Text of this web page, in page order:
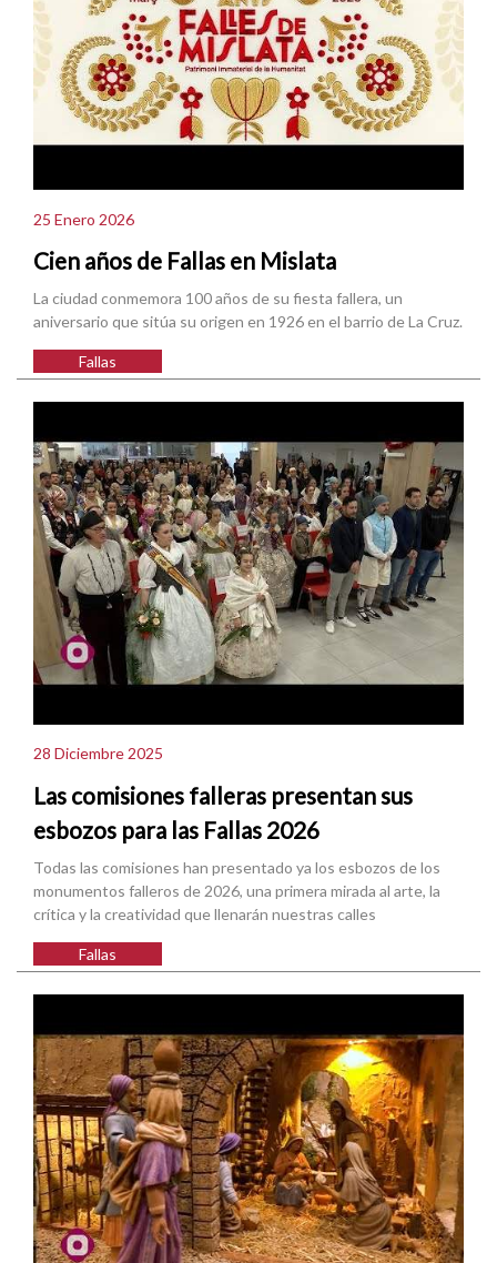
25 Enero 2026
Cien años de Fallas en Mislata
La ciudad conmemora 100 años de su fiesta fallera, un
aniversario que sitúa su origen en 1926 en el barrio de La Cruz.
Fallas
28 Diciembre 2025
Las comisiones falleras presentan sus
esbozos para las Fallas 2026
Todas las comisiones han presentado ya los esbozos de los
monumentos falleros de 2026, una primera mirada al arte, la
crítica y la creatividad que llenarán nuestras calles
Fallas